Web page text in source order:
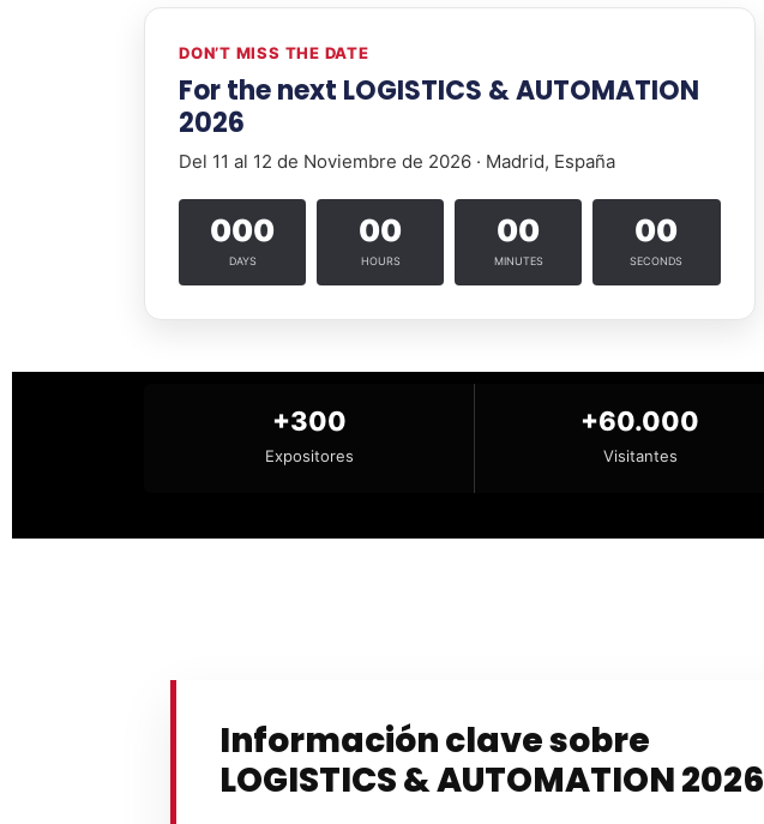
DON’T MISS THE DATE
For the next LOGISTICS & AUTOMATION
2026
Del 11 al 12 de Noviembre de 2026 · Madrid, España
000
DAYS
00
HOURS
00
MINUTES
00
SECONDS
+300
Expositores
+60.000
Visitantes
Información clave sobre
LOGISTICS & AUTOMATION 2026